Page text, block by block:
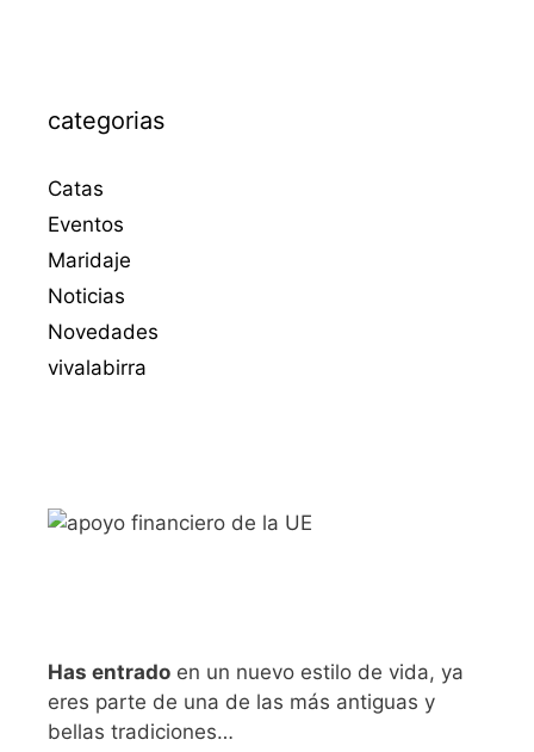
categorias
Catas
Eventos
Maridaje
Noticias
Novedades
vivalabirra
Has entrado en un nuevo estilo de vida, ya
eres parte de una de las más antiguas y
bellas tradiciones…